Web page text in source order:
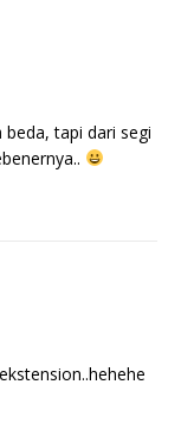
tapi dari segi